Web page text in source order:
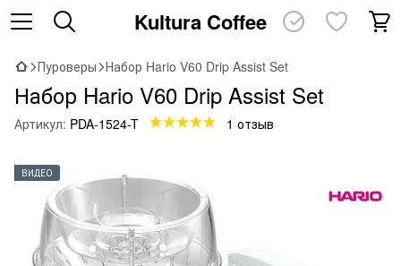
Kultura Coffee
Пуроверы Набор Hario V60 Drip Assist Set
Набор Hario V60 Drip Assist Set
Артикул: PDA-1524-T 1 отзыв
ВИДЕО